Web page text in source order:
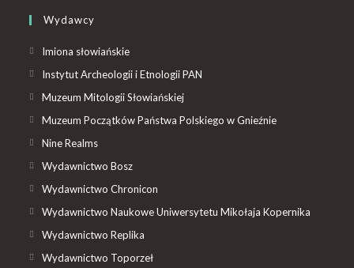
Wydawcy
Imiona słowiańskie
Instytut Archeologii i Etnologii PAN
Muzeum Mitologii Słowiańskiej
Muzeum Początków Państwa Polskiego w Gnieźnie
Nine Realms
Wydawnictwo Bosz
Wydawnictwo Chronicon
Wydawnictwo Naukowe Uniwersytetu Mikołaja Kopernika
Wydawnictwo Replika
Wydawnictwo Toporzeł